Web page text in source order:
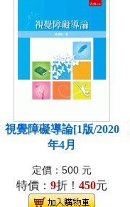
視覺障礙導論[1版/2020
年4月
定價：500 元
特價： 9折！ 450元